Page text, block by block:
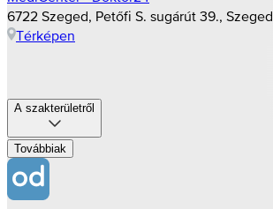
6722 Szeged, Petőfi S. sugárút 39., Szeged
Térképen
A szakterületről
Továbbiak